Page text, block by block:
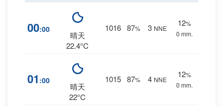
00:00
晴天
22.4°C
1016 87% 3 NNE
12%
0 mm.
01 :00
晴天
22°C
1015 87% 4 NNE
12%
0 mm.